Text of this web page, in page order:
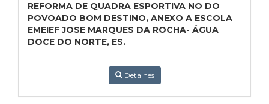
REFORMA DE QUADRA ESPORTIVA NO DO
POVOADO BOM DESTINO, ANEXO A ESCOLA
EMEIEF JOSE MARQUES DA ROCHA- ÁGUA
DOCE DO NORTE, ES.
Detalhes